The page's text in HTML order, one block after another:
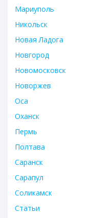
Мариуполь
Никольск
Новая Ладога
Новгород
Новомосковск
Новоржев
Оса
Оханск
Пермь
Полтава
Саранск
Сарапул
Соликамск
Статьи